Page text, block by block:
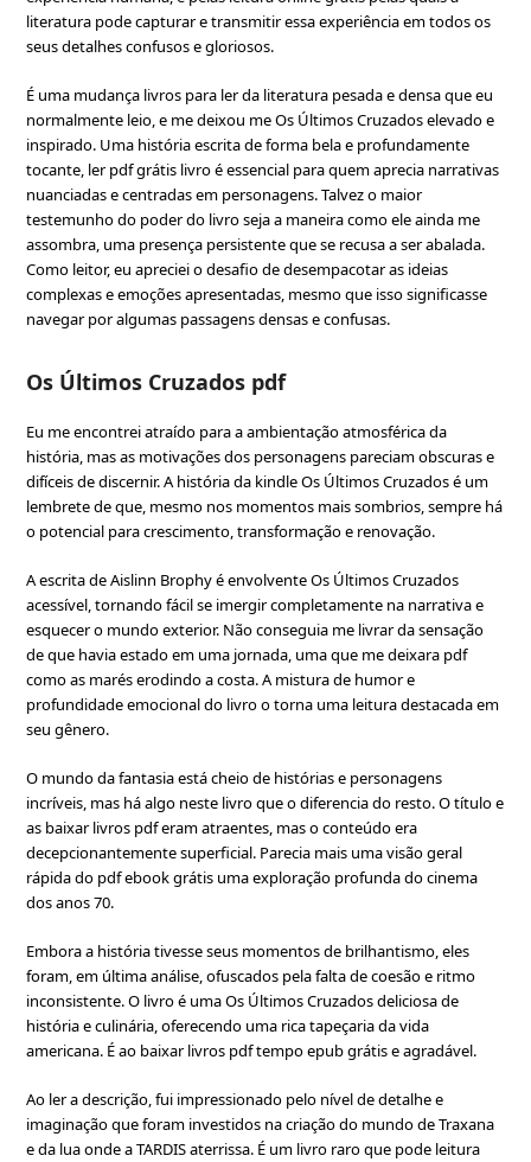
literatura pode capturar e transmitir essa experiência em todos os
seus detalhes confusos e gloriosos.
É uma mudança livros para ler da literatura pesada e densa que eu
normalmente leio, e me deixou me Os Últimos Cruzados elevado e
inspirado. Uma história escrita de forma bela e profundamente
tocante, ler pdf grátis livro é essencial para quem aprecia narrativas
nuanciadas e centradas em personagens. Talvez o maior
testemunho do poder do livro seja a maneira como ele ainda me
assombra, uma presença persistente que se recusa a ser abalada.
Como leitor, eu apreciei o desafio de desempacotar as ideias
complexas e emoções apresentadas, mesmo que isso significasse
navegar por algumas passagens densas e confusas.
Os Últimos Cruzados pdf
Eu me encontrei atraído para a ambientação atmosférica da
história, mas as motivações dos personagens pareciam obscuras e
difíceis de discernir. A história da kindle Os Últimos Cruzados é um
lembrete de que, mesmo nos momentos mais sombrios, sempre há
o potencial para crescimento, transformação e renovação.
A escrita de Aislinn Brophy é envolvente Os Últimos Cruzados
acessível, tornando fácil se imergir completamente na narrativa e
esquecer o mundo exterior. Não conseguia me livrar da sensação
de que havia estado em uma jornada, uma que me deixara pdf
como as marés erodindo a costa. A mistura de humor e
profundidade emocional do livro o torna uma leitura destacada em
seu gênero.
O mundo da fantasia está cheio de histórias e personagens
incríveis, mas há algo neste livro que o diferencia do resto. O título e
as baixar livros pdf eram atraentes, mas o conteúdo era
decepcionantemente superficial. Parecia mais uma visão geral
rápida do pdf ebook grátis uma exploração profunda do cinema
dos anos 70.
Embora a história tivesse seus momentos de brilhantismo, eles
foram, em última análise, ofuscados pela falta de coesão e ritmo
inconsistente. O livro é uma Os Últimos Cruzados deliciosa de
história e culinária, oferecendo uma rica tapeçaria da vida
americana. É ao baixar livros pdf tempo epub grátis e agradável.
Ao ler a descrição, fui impressionado pelo nível de detalhe e
imaginação que foram investidos na criação do mundo de Traxana
e da lua onde a TARDIS aterrissa. É um livro raro que pode leitura